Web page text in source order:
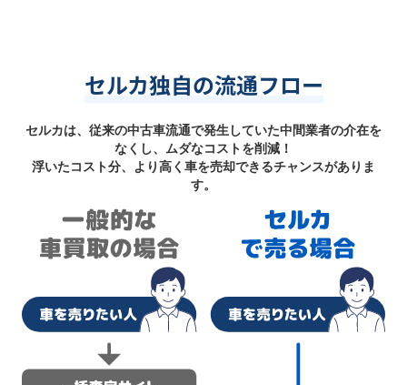
セルカ独自の流通フロー
セルカは、従来の中古車流通で発生していた中間業者の介在を
なくし、ムダなコストを削減！
浮いたコスト分、より高く車を売却できるチャンスがありま
す。